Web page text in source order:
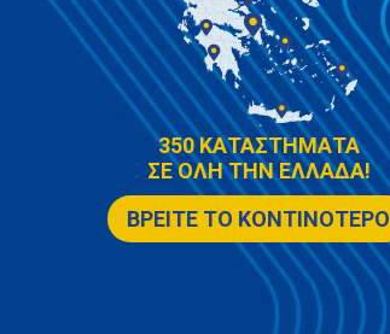
350 ΚΑΤΑΣΤΗΜΑΤΑ
ΣΕ ΟΛΗ ΤΗΝ ΕΛΛΑΔΑ!
ΒΡΕΙΤΕ ΤΟ ΚΟΝΤΙΝΟΤΕΡΟ